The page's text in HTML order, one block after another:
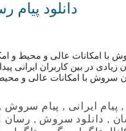
دانلود
با امکانات عالی و محیط و
در بین کاربران ایرانی
سروش با امکانات عالی و
, پیام ایرانی , پیام سروش ,
, دانلود سروش , رسان